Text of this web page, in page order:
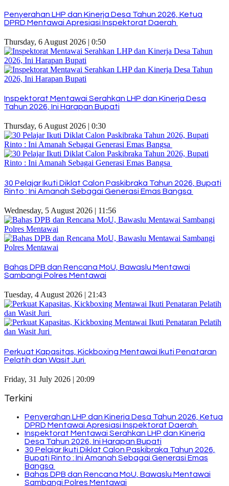
Penyerahan LHP dan Kinerja Desa Tahun 2026, Ketua
DPRD Mentawai Apresiasi Inspektorat Daerah
Thursday, 6 August 2026 | 0:50
Inspektorat Mentawai Serahkan LHP dan Kinerja Desa
Tahun 2026, Ini Harapan Bupati
Thursday, 6 August 2026 | 0:30
30 Pelajar Ikuti Diklat Calon Paskibraka Tahun 2026, Bupati
Rinto : Ini Amanah Sebagai Generasi Emas Bangsa
Wednesday, 5 August 2026 | 11:56
Bahas DPB dan Rencana MoU, Bawaslu Mentawai
Sambangi Polres Mentawai
Tuesday, 4 August 2026 | 21:43
Perkuat Kapasitas, Kickboxing Mentawai Ikuti Penataran
Pelatih dan Wasit Juri
Friday, 31 July 2026 | 20:09
Terkini
Penyerahan LHP dan Kinerja Desa Tahun 2026, Ketua
DPRD Mentawai Apresiasi Inspektorat Daerah
Inspektorat Mentawai Serahkan LHP dan Kinerja
Desa Tahun 2026, Ini Harapan Bupati
30 Pelajar Ikuti Diklat Calon Paskibraka Tahun 2026,
Bupati Rinto : Ini Amanah Sebagai Generasi Emas
Bangsa
Bahas DPB dan Rencana MoU, Bawaslu Mentawai
Sambangi Polres Mentawai